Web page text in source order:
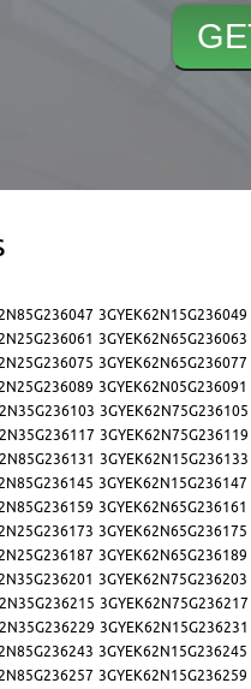
3GYEK62N15G236049
3GYEK62N65G236063
3GYEK62N65G236077
3GYEK62N05G236091
3GYEK62N75G236105
3GYEK62N75G236119
3GYEK62N15G236133
3GYEK62N15G236147
3GYEK62N65G236161
3GYEK62N65G236175
3GYEK62N65G236189
3GYEK62N75G236203
3GYEK62N75G236217
3GYEK62N15G236231
3GYEK62N15G236245
3GYEK62N15G236259